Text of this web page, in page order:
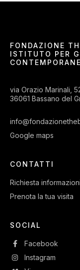
FONDAZIONE
ISTITUTO PER
via Orazio Marinali,
36061 Bassano del
Google maps
CONTATTI
Richiesta informazioni
Prenota la tua visita
SOCIAL
Facebook
Instagram